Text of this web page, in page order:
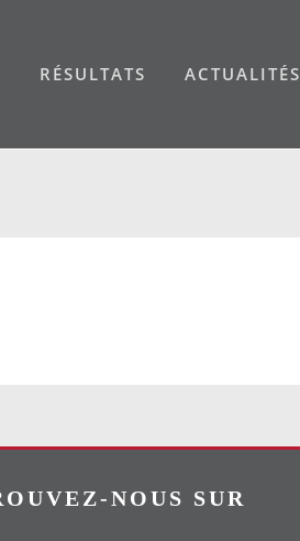
RÉSULTATS ACTUALITÉS
NOUS SUR